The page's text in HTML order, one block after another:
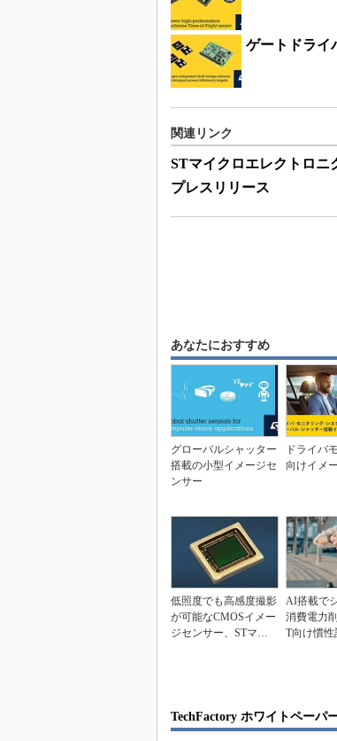
ゲートドライ
関連リンク
STマイクロエレクトロニ
プレスリリース
あなたにおすすめ
グローバルシャッター
搭載の小型イメージセ
ンサー
ドライバ
向けイメ
低照度でも高感度撮影
が可能なCMOSイメー
ジセンサー、STマイ
AI搭載で
消費電力
T向け慣性
TechFactory ホワイトペーパ